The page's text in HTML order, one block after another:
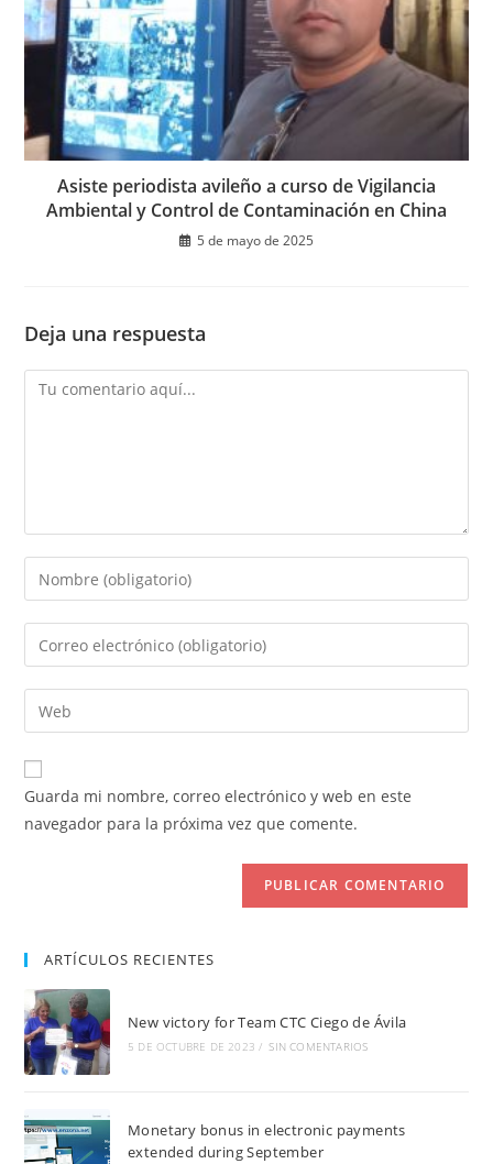
Asiste periodista avileño a curso de Vigilancia
Ambiental y Control de Contaminación en China
5 de mayo de 2025
Deja una respuesta
Comentario
Introduce
tu
nombre
de
usuario
para
comentar
Introduce
tu
dirección
de
electrónico
para
comentar
Introduce
la
URL
de
Guarda mi nombre, correo electrónico y web en este
navegador para la próxima vez que comente.
ARTÍCULOS RECIENTES
New victory for Team CTC Ciego de Ávila
5 DE OCTUBRE DE 2023 / SIN COMENTARIOS
Monetary bonus in electronic payments
extended during September